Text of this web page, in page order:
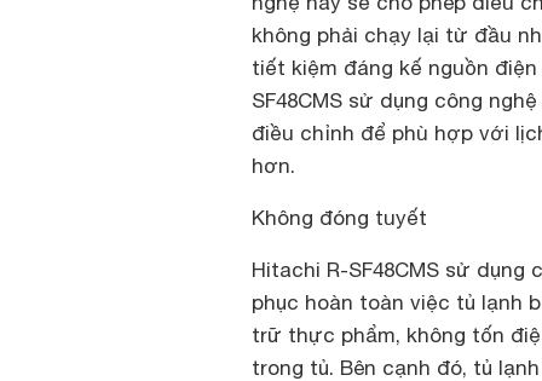
không phải chạy lại từ đầu
tiết kiệm đáng kế nguồn
SF48CMS sử dụng công
điều chỉnh để phù hợp với
hơn.
Không đóng tuyết
Hitachi R-SF48CMS sử
phục hoàn toàn việc tủ lạnh
trữ thực phẩm, không tốn
trong tủ. Bên cạnh đó, tủ